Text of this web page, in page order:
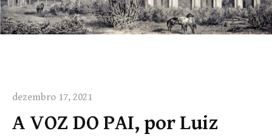
dezembro 17, 2021
A VOZ DO PAI, por Luiz